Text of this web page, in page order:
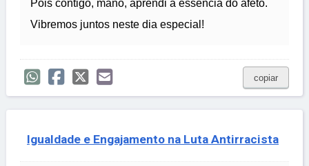
Pois contigo, mano, aprendi a essência do afeto.
Vibremos juntos neste dia especial!
copiar
Igualdade e Engajamento na Luta Antirracista